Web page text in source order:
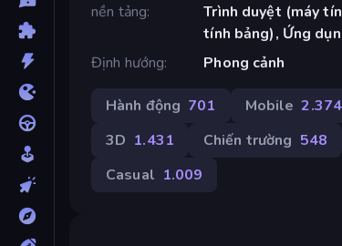
nền tảng
Trình duyệt (máy
tính bảng), Ứng
Định hướng
Phong cảnh
Hành động 701 Mobile 2.374
3D 1.431 Chiến trường 548
Casual 1.009